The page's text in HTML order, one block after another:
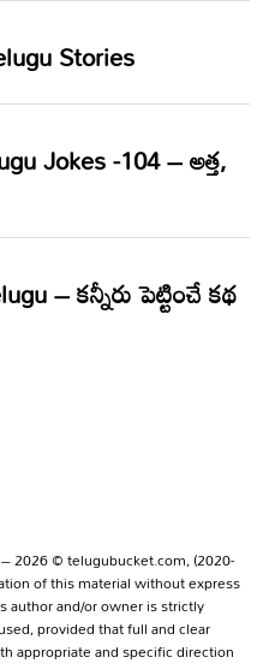
2026 © telugubucket.com, (2020-
of this material without express
author and/or owner is strictly
provided that full and clear
appropriate and specific direction